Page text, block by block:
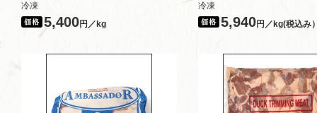
冷凍
5,400円／kg
冷凍
5,940円／kg(税込み